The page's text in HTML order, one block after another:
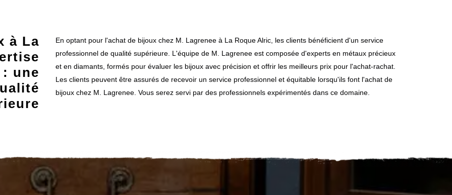
à La
: une
En optant pour l'achat de bijoux chez M. Lagrenee à La Roque Alric, les clients bénéficient d'un service
professionnel de qualité supérieure. L'équipe de M. Lagrenee est composée d'experts en métaux précieux
et en diamants, formés pour évaluer les bijoux avec précision et offrir les meilleurs prix pour l'achat-rachat.
Les clients peuvent être assurés de recevoir un service professionnel et équitable lorsqu'ils font l'achat de
bijoux chez M. Lagrenee. Vous serez servi par des professionnels expérimentés dans ce domaine.